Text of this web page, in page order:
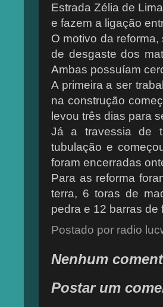
Estrada Zélia de
e fazem a ligação
O motivo da
de desgaste dos
Ambas possuíam
A primeira a ser
na construção
levou três dias para
Já a travessia de
tubulação e
foram encerradas
Para as reforma
terra, 6 toras de
pedra e 12 barras de
Postado por radio
Nenhum
Postar um